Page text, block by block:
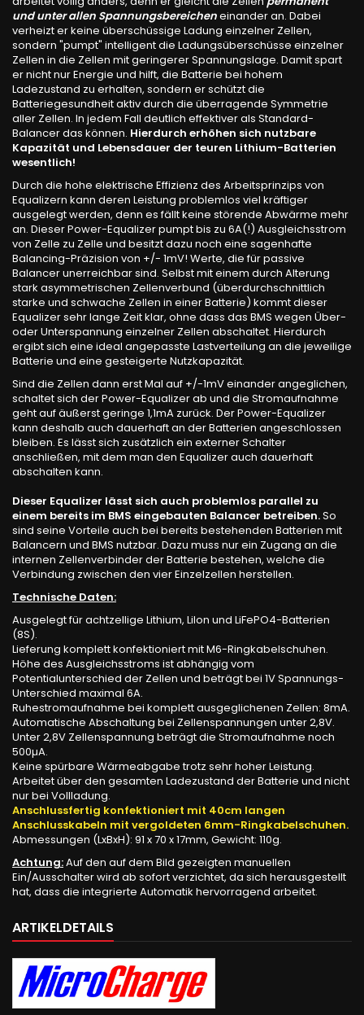
und unter allen Spannungsbereicheneinander an. Dabei
verheizt er keine überschüssige Ladung einzelner Zellen,
sondern "pumpt" intelligent die Ladungsüberschüsse einzelner
Zellen in die Zellen mit geringerer Spannungslage. Damit spart
er nicht nur Energie und hilft, die Batterie bei hohem
Ladezustand zu erhalten, sondern er schützt die
Batteriegesundheit aktiv durch die überragende Symmetrie
aller Zellen. In jedem Fall deutlich effektiver als Standard-
Balancer das können. Hierdurch erhöhen sich nutzbare
Kapazität und Lebensdauer der teuren Lithium-Batterien
wesentlich!
Durch die hohe elektrische Effizienz des Arbeitsprinzips von
Equalizern kann deren Leistung problemlos viel kräftiger
ausgelegt werden, denn es fällt keine störende Abwärme mehr
an. Dieser Power-Equalizer pumpt bis zu 6A(!) Ausgleichsstrom
von Zelle zu Zelle und besitzt dazu noch eine sagenhafte
Balancing-Präzision von +/- 1mV! Werte, die für passive
Balancer unerreichbar sind. Selbst mit einem durch Alterung
stark asymmetrischen Zellenverbund (überdurchschnittlich
starke und schwache Zellen in einer Batterie) kommt dieser
Equalizer sehr lange Zeit klar, ohne dass das BMS wegen Über-
oder Unterspannung einzelner Zellen abschaltet. Hierdurch
ergibt sich eine ideal angepasste Lastverteilung an die jeweilige
Batterie und eine gesteigerte Nutzkapazität.
Sind die Zellen dann erst Mal auf +/-1mV einander angeglichen,
schaltet sich der Power-Equalizer ab und die Stromaufnahme
geht auf äußerst geringe 1,1mA zurück. Der Power-Equalizer
kann deshalb auch dauerhaft an der Batterien angeschlossen
bleiben. Es lässt sich zusätzlich ein externer Schalter
anschließen, mit dem man den Equalizer auch dauerhaft
abschalten kann.
Dieser Equalizer lässt sich auch problemlos parallel zu
einem bereits im BMS eingebauten Balancer betreiben.So
sind seine Vorteile auch bei bereits bestehenden Batterien mit
Balancern und BMS nutzbar. Dazu muss nur ein Zugang an die
internen Zellenverbinder der Batterie bestehen, welche die
Verbindung zwischen den vier Einzelzellen herstellen.
Technische Daten:
Ausgelegt für achtzellige Lithium, LiIon und LiFePO4-Batterien
(8S).
Lieferung komplett konfektioniert mit M6-Ringkabelschuhen.
Höhe des Ausgleichsstroms ist abhängig vom
Potentialunterschied der Zellen und beträgt bei 1V Spannungs-
Unterschied maximal 6A.
Ruhestromaufnahme bei komplett ausgeglichenen Zellen: 8mA.
Automatische Abschaltung bei Zellenspannungen unter 2,8V.
Unter 2,8V Zellenspannung beträgt die Stromaufnahme noch
500µA.
Keine spürbare Wärmeabgabe trotz sehr hoher Leistung.
Arbeitet über den gesamten Ladezustand der Batterie und nicht
nur bei Vollladung.
Anschlussfertig konfektioniert mit 40cm langen
Anschlusskabeln mit vergoldeten 6mm-Ringkabelschuhen.
Abmessungen (LxBxH): 91 x 70 x 17mm, Gewicht: 110g.
Achtung:Auf den auf dem Bild gezeigten manuellen
Ein/Ausschalter wird ab sofort verzichtet, da sich herausgestellt
hat, dass die integrierte Automatik hervorragend arbeitet.
ARTIKELDETAILS